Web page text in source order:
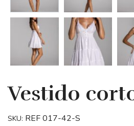
Vestido
SKU: REF 017-42-S